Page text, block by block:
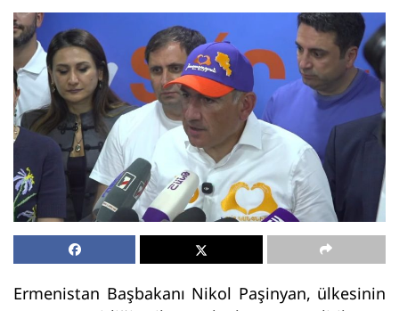
Ermenistan Başbakanı Nikol Paşinyan, ülkesinin